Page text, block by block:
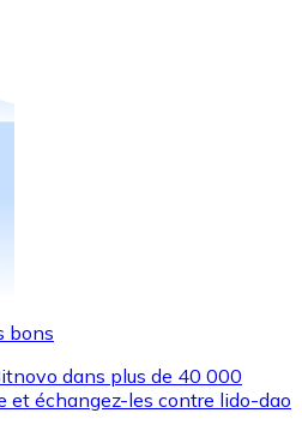
de vos marques
cadeaux
bons
dans plus de 40 000
et échangez-les contre lido-dao